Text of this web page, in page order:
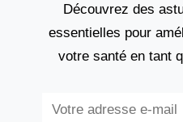
Découvrez des
essentielles pour
votre santé en tant